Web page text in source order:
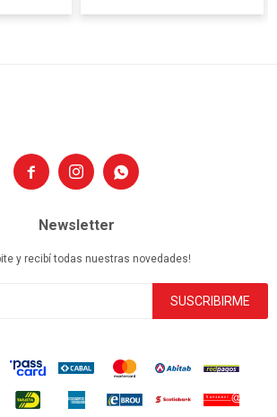
  
Newsletter
y recibí todas nuestras novedades!
SUSCRIBIRME